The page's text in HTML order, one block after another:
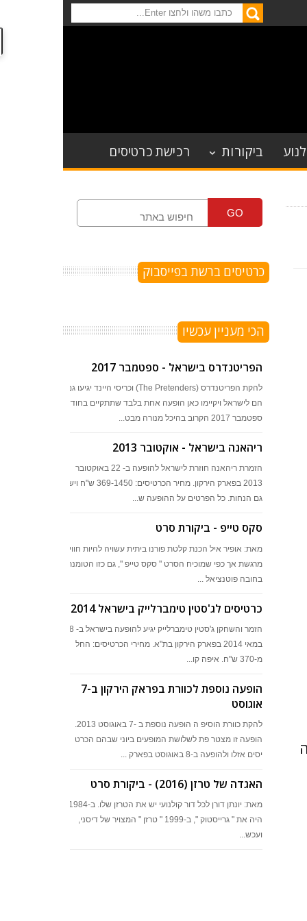
ביקורות רכישת כרטיסים
GO
כרטיסים ברשת בפייסבוק
הכי מעניין עכשיו
הפריטנדרס בישראל - ספטמבר 2017
להקת הפריטנדרס (The Pretenders) וכריסי היינד יגיעו גם
הם לישראל ויקיימו כאן הופעה אחת בלבד שתתקיים בחודש
ספטמבר 2017 הקרוב בהיכל מנורה מבט...
ריהאנה בישראל - אוקטובר 2013
הזמרת ריהאנה חוזרת לישראל להופעה ב- 22 באוקטובר
2013 בפארק הירקון. מחיר הכרטיסים: 369-1450 ש"ח ויש
גם הנחות. כל הפרטים על ההופעה ש...
סקס טייפ - ביקורת סרט
מאת: אופיר איל הכנת קלטת פורנו ביתית עשויה להיות חוויה
מרגשת אך כפי שמוכיח הסרט " סקס טייפ ", גם כזו הטומנת
בחובה פוטנציאל ...
כרטיסים לג'סטין טימברלייק בישראל 2014
הזמר והשחקן ג'סטין טימברלייק יגיע להופעה בישראל ב- 28
במאי 2014 בפארק הירקון בת"א. מחירי הכרטיסים: החל
מ-370 ש"ח. איפה קו...
הופעה נוספת לכוורת בפראק הירקון ב-7
אוגוסט
להקת כוורת הוסיפ ה הופעה נוספת ב -7 באוגוסט 2013.
הופעה זו מצטר פת לשלושת המופעים ביוני שבהם הכרט
יסים אזלו ולהופעה ב-8 באוגוסט בפארק ...
האגדה של טרזן (2016) - ביקורת סרט
מאת: יונתן דורן לכל דור קולנועי יש את הטרזן שלו. ב-1984
היה את " גרייסטוק ", ב-1999 " טרזן " המצויר של דיסני,
ועכש...